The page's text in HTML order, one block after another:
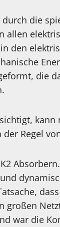
die
allen
den
die
Regel
großen
war die